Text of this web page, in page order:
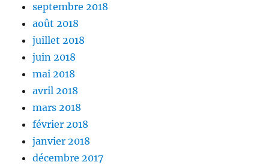
septembre 2018
août 2018
juillet 2018
juin 2018
mai 2018
avril 2018
mars 2018
février 2018
janvier 2018
décembre 2017